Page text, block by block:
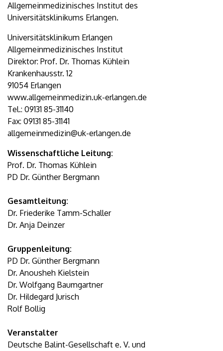
Allgemeinmedizinisches Institut des
Universitätsklinikums Erlangen.
Universitätsklinikum Erlangen
Allgemeinmedizinisches Institut
Direktor: Prof. Dr. Thomas Kühlein
Krankenhausstr. 12
91054 Erlangen
www.allgemeinmedizin.uk-erlangen.de
Tel.: 09131 85-31140
Fax: 09131 85-31141
allgemeinmedizin@uk-erlangen.de
Wissenschaftliche Leitung:
Prof. Dr. Thomas Kühlein
PD Dr. Günther Bergmann
Gesamtleitung:
Dr. Friederike Tamm-Schaller
Dr. Anja Deinzer
Gruppenleitung:
PD Dr. Günther Bergmann
Dr. Anousheh Kielstein
Dr. Wolfgang Baumgartner
Dr. Hildegard Jurisch
Rolf Bollig
Veranstalter
Deutsche Balint-Gesellschaft e. V. und